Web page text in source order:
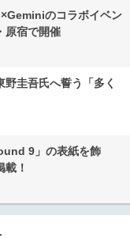
のコラボイベン
原宿で開催
圭吾氏へ誓う「多く
9」の表紙を飾
！